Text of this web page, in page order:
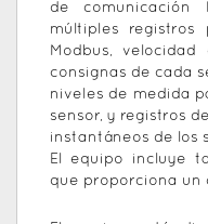
de comunicación
múltiples registros
Modbus,
consignas de cada
niveles de medida
sensor, y registros
instantáneos de los
El equipo incluye
que proporciona un